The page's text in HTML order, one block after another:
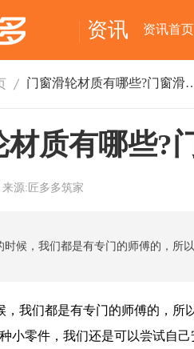
资讯 资讯首页
门窗滑轮材质有哪些?
材质有哪些?
来源:匠多多筑家
们都是有专门的师傅的，所
小零件，我们还是可以尝试自